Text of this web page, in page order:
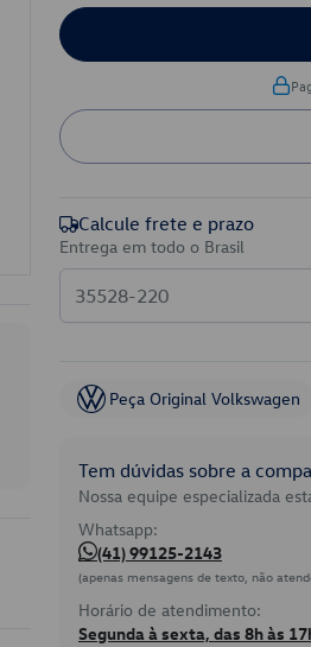
Calcule frete e prazo
Entrega em todo o Brasil
Peça Original Volkswagen
Tem dúvidas sobre a
Nossa equipe especializada
Whatsapp:
(41) 99125-2143
(apenas mensagens de texto, não
Horário de atendimento:
Segunda à sexta, das 8h às